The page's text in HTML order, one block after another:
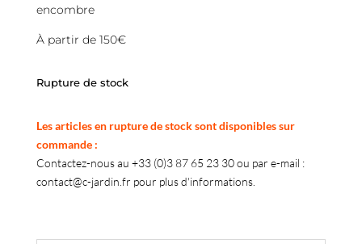
encombre
À partir de 150€
Rupture de stock
Les articles en rupture de stock sont disponibles sur
commande :
Contactez-nous au +33 (0)3 87 65 23 30 ou par e-mail :
contact@c-jardin.fr pour plus d'informations.